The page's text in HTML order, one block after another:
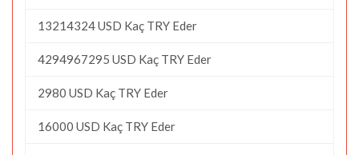
13214324 USD Kaç TRY Eder
4294967295 USD Kaç TRY Eder
2980 USD Kaç TRY Eder
16000 USD Kaç TRY Eder